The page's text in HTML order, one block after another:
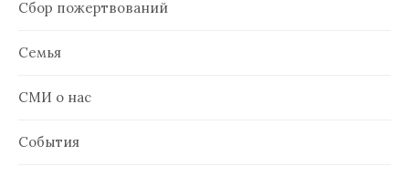
Сбор пожертвований
Семья
СМИ о нас
События